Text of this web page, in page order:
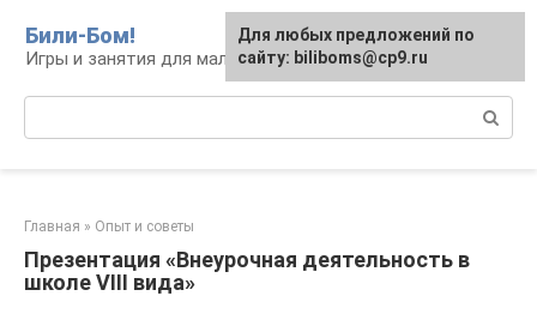
контенту
Били-Бом!
Игры и занятия для малышей и школьников
Главная » Опыт и советы
Презентация «Внеурочная деятельность в
школе VIII вида»
Для любых предложений по
сайту: biliboms@cp9.ru